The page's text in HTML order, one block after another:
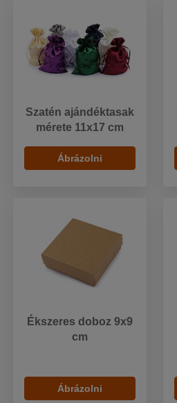
Szatén ajándéktasak
mérete 11x17 cm
Ábrázolni
Ékszeres doboz 9x9
cm
Ábrázolni